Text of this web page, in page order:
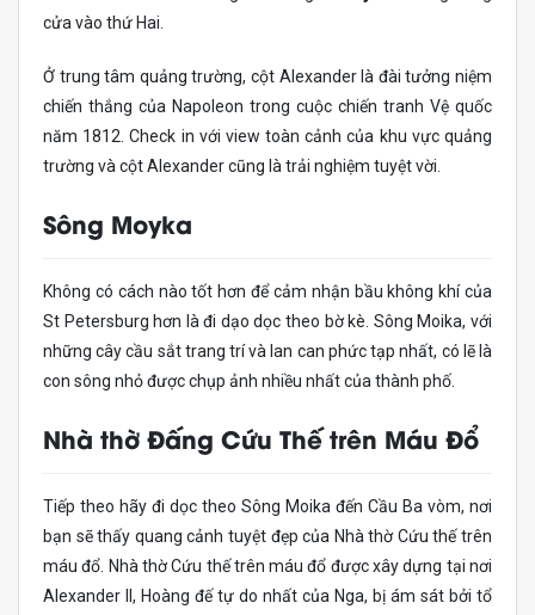
cửa vào thứ Hai.
Ở trung tâm quảng trường, cột Alexander là đài tưởng niệm
chiến thắng của Napoleon trong cuộc chiến tranh Vệ quốc
năm 1812. Check in với view toàn cảnh của khu vực quảng
trường và cột Alexander cũng là trải nghiệm tuyệt vời.
Sông Moyka
Không có cách nào tốt hơn để cảm nhận bầu không khí của
St Petersburg hơn là đi dạo dọc theo bờ kè. Sông Moika, với
những cây cầu sắt trang trí và lan can phức tạp nhất, có lẽ là
con sông nhỏ được chụp ảnh nhiều nhất của thành phố.
Nhà thờ Đấng Cứu Thế trên Máu Đổ
Tiếp theo hãy đi dọc theo Sông Moika đến Cầu Ba vòm, nơi
bạn sẽ thấy quang cảnh tuyệt đẹp của Nhà thờ Cứu thế trên
máu đổ. Nhà thờ Cứu thế trên máu đổ được xây dựng tại nơi
Alexander II, Hoàng đế tự do nhất của Nga, bị ám sát bởi tổ